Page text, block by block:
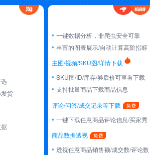
货
一键数据分析，非爬虫安全可靠
丰富的图表展示/自动计算高阶指标
主图/视频/SKU图/详情下载
SKU图/ID/库存/券后价可查看下载
支持批量商品下载商品信息
评论/问答/成交记录等下载
一键下载任意商品评论信息/买家秀
商品数据透视
透视任意商品销售额/成交数/评论数